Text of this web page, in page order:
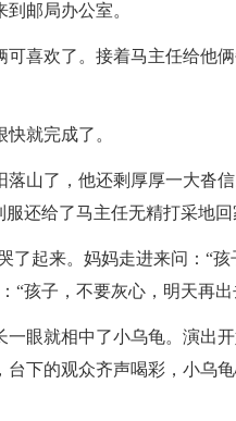
邮局办公室。
欢了。接着马主任给他俩
就完成了。
了，他还剩厚厚一大沓信
还给了马主任无精打采地回
起来。妈妈走进来问：“孩
“孩子，不要灰心，明天再
眼就相中了小乌龟。演出开
下的观众齐声喝彩，小乌龟